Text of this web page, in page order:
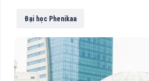
Đại học Phenikaa